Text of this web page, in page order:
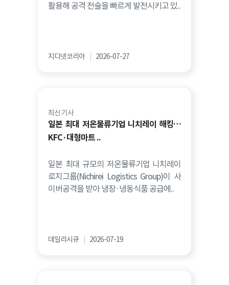
활용해 공격 전술을 빠르게 발전시키고 있..
지디넷코리아 2026-07-27
최신 기사
일본 최대 저온물류기업 니치레이 해킹…
KFC·대형마트 ..
일본 최대 규모의 저온물류기업 니치레이
로지그룹(Nichirei Logistics Group)이 사
이버공격을 받아 냉장·냉동식품 공급에..
데일리시큐 2026-07-19